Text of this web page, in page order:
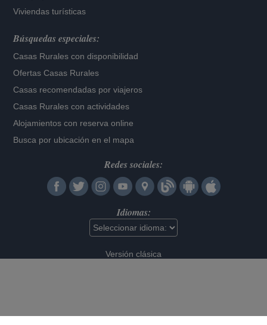
Viviendas turísticas
Búsquedas especiales:
Casas Rurales con disponibilidad
Ofertas Casas Rurales
Casas recomendadas por viajeros
Casas Rurales con actividades
Alojamientos con reserva online
Busca por ubicación en el mapa
Redes sociales:
Idiomas:
Versión clásica